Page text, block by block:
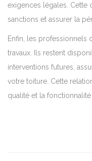
exigences légales. Cette
sanctions et assurer la
Enfin, les professionnels
travaux. Ils restent
interventions futures,
votre toiture. Cette
qualité et la